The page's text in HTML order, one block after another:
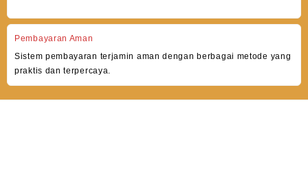
Pembayaran Aman
Sistem pembayaran terjamin aman dengan berbagai metode yang
praktis dan terpercaya.